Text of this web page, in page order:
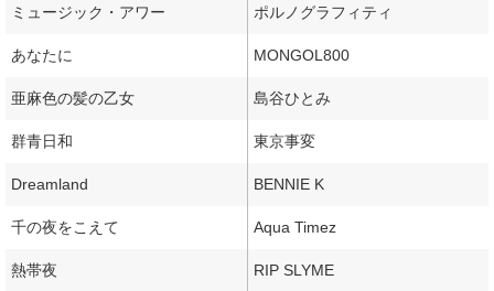
ミュージック・アワー ポルノグラフィティ
あなたに MONGOL800
亜麻色の髪の乙女 島谷ひとみ
群青日和 東京事変
Dreamland BENNIE K
千の夜をこえて Aqua Timez
熱帯夜 RIP SLYME